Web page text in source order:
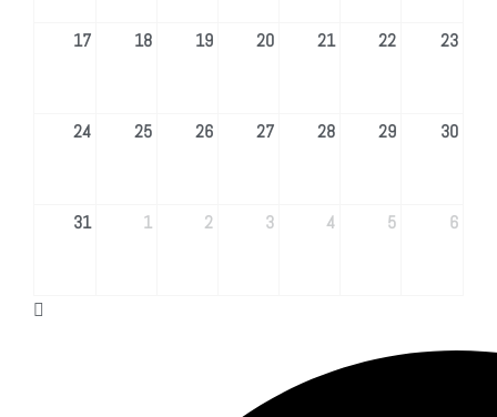
17 18 19 20 21 22 23
24 25 26 27 28 29 30
31 1 2 3 4 5 6